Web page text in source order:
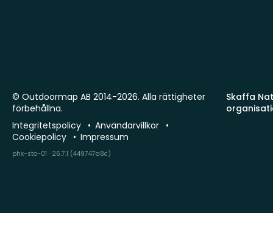
Skaffa
© Outdoormap AB 2014-2026. Alla rättigheter
förbehållna.
Integritetspolicy
Användarvillkor
Cookiepolicy
Impressum
phx-sto-01 · 26.7.1 (449747a8c)